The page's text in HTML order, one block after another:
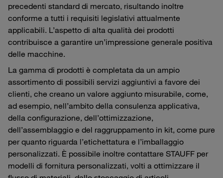
precedenti standard di mercato, risultando inoltre
conforme a tutti i requisiti legislativi attualmente
applicabili. L’aspetto di alta qualità dei prodotti
contribuisce a garantire un’impressione generale positiva
delle macchine.
La gamma di prodotti è completata da un ampio
assortimento di possibili servizi aggiuntivi a favore dei
clienti, che creano un valore aggiunto misurabile, come,
ad esempio, nell’ambito della consulenza applicativa,
della configurazione, dell’ottimizzazione,
dell’assemblaggio e del raggruppamento in kit, come pure
per quanto riguarda l’etichettatura e l’imballaggio
personalizzati. È possibile inoltre contattare STAUFF per
modelli di fornitura personalizzati, volti a ottimizzare il